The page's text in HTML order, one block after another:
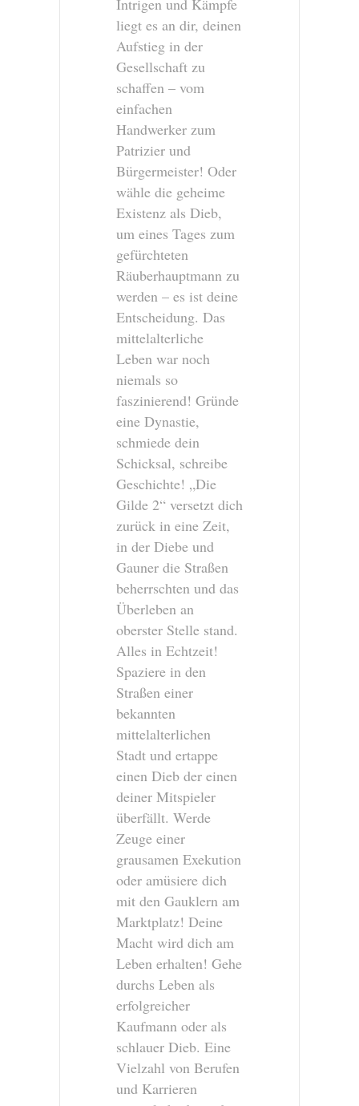
liegt es an dir, deinen
Aufstieg in der
Gesellschaft zu
schaffen – vom
einfachen
Handwerker zum
Patrizier und
Bürgermeister! Oder
wähle die geheime
Existenz als Dieb,
um eines Tages zum
gefürchteten
Räuberhauptmann zu
werden – es ist deine
Entscheidung. Das
mittelalterliche
Leben war noch
niemals so
faszinierend! Gründe
eine Dynastie,
schmiede dein
Schicksal, schreibe
Geschichte! „Die
Gilde 2“ versetzt dich
zurück in eine Zeit,
in der Diebe und
Gauner die Straßen
beherrschten und das
Überleben an
oberster Stelle stand.
Alles in Echtzeit!
Spaziere in den
Straßen einer
bekannten
mittelalterlichen
Stadt und ertappe
einen Dieb der einen
deiner Mitspieler
überfällt. Werde
Zeuge einer
grausamen Exekution
oder amüsiere dich
mit den Gauklern am
Marktplatz! Deine
Macht wird dich am
Leben erhalten! Gehe
durchs Leben als
erfolgreicher
Kaufmann oder als
schlauer Dieb. Eine
Vielzahl von Berufen
und Karrieren